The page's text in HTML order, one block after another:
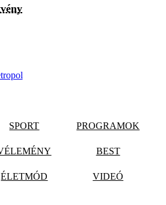
SPORT PROGRAMOK
BEST
ÉLETMÓD VIDEÓ